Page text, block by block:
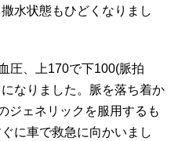
水状態もひどくなりまし
圧、上170で下100(脈拍
なりました。脈を落ち着か
ジェネリックを服用するも
に車で救急に向かいまし